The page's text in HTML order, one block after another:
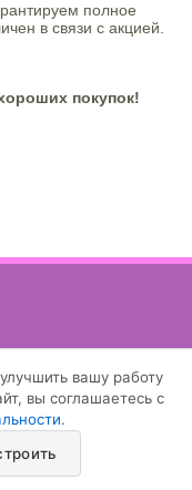
полное
в связи с акцией.
покупок!
персональных данных
рассылки email-сообщений
вашу работу
вы соглашаетесь с
.